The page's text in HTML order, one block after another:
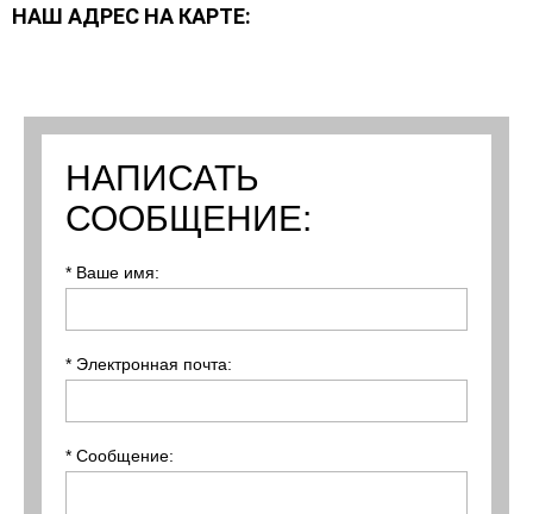
НАШ АДРЕС НА КАРТЕ:
НАПИСАТЬ
СООБЩЕНИЕ:
* Ваше имя:
* Электронная почта:
* Сообщение: